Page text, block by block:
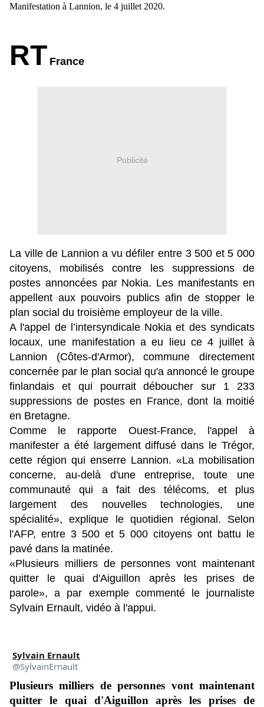
Manifestation à Lannion, le 4 juillet 2020.
RT France
Publicité
La ville de Lannion a vu défiler entre 3 500 et 5 000
citoyens, mobilisés contre les suppressions de
postes annoncées par Nokia. Les manifestants en
appellent aux pouvoirs publics afin de stopper le
plan social du troisième employeur de la ville.
A l'appel de l’intersyndicale Nokia et des syndicats
locaux, une manifestation a eu lieu ce 4 juillet à
Lannion (Côtes-d'Armor), commune directement
concernée par le plan social qu'a annoncé le groupe
finlandais et qui pourrait déboucher sur 1 233
suppressions de postes en France, dont la moitié
en Bretagne.
Comme le rapporte Ouest-France, l'appel à
manifester a été largement diffusé dans le Trégor,
cette région qui enserre Lannion. «La mobilisation
concerne, au-delà d'une entreprise, toute une
communauté qui a fait des télécoms, et plus
largement des nouvelles technologies, une
spécialité», explique le quotidien régional. Selon
l'AFP, entre 3 500 et 5 000 citoyens ont battu le
pavé dans la matinée.
«Plusieurs milliers de personnes vont maintenant
quitter le quai d'Aiguillon après les prises de
parole», a par exemple commenté le journaliste
Sylvain Ernault, vidéo à l'appui.
Sylvain Ernault
@SylvainErnault
Plusieurs milliers de personnes vont maintenant
quitter le quai d'Aiguillon après les prises de